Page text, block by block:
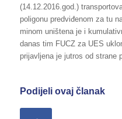
(14.12.2016.god.)
poligonu predviđenom za tu
minom uništena je i
danas tim FUCZ za UES
prijavljena je jutros od strane
Podijeli ovaj članak